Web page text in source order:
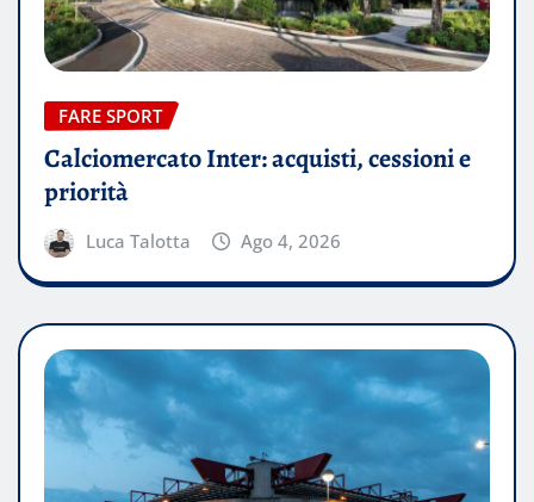
FARE SPORT
Calciomercato Inter: acquisti, cessioni e
priorità
Luca Talotta Ago 4, 2026